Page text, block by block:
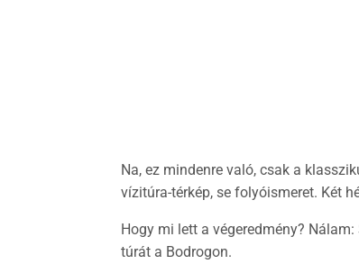
Na, ez mindenre való, csak a
vízitúra-térkép, se folyóismeret. Két
Hogy mi lett a végeredmény?
túrát a Bodrogon.